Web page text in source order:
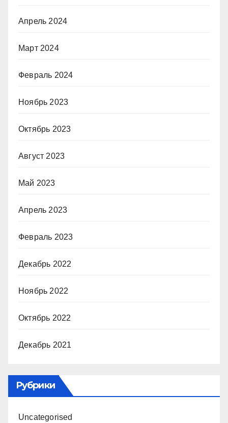
Апрель 2024
Март 2024
Февраль 2024
Ноябрь 2023
Октябрь 2023
Август 2023
Май 2023
Апрель 2023
Февраль 2023
Декабрь 2022
Ноябрь 2022
Октябрь 2022
Декабрь 2021
Рубрики
Uncategorised